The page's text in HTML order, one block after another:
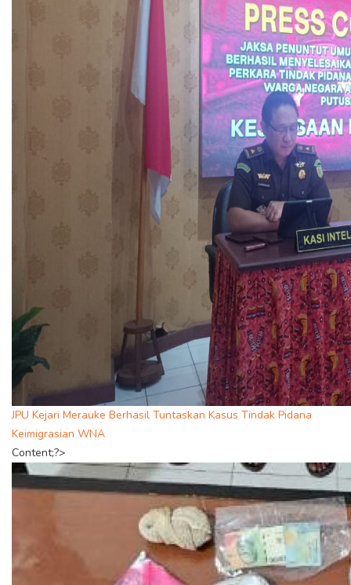
JPU Kejari Merauke Berhasil Tuntaskan Kasus Tindak Pidana
Keimigrasian WNA
Content;?>